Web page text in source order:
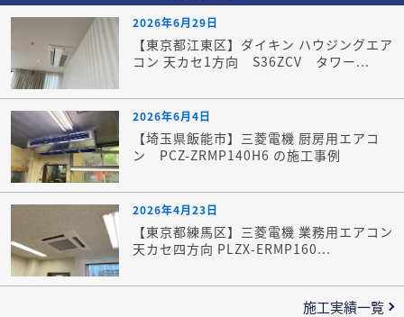
2026年6月29日
【東京都江東区】ダイキン ハウジングエア
コン 天カセ1方向 S36ZCV タワー...
2026年6月4日
【埼玉県飯能市】三菱電機 厨房用エアコ
ン PCZ-ZRMP140H6 の施工事例
2026年4月23日
【東京都練馬区】三菱電機 業務用エアコン
天カセ四方向 PLZX-ERMP160...
施工実績一覧